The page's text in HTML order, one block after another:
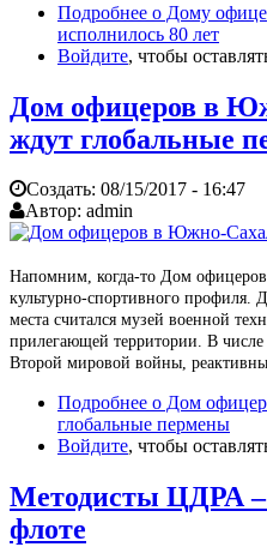
Подробнее о Дому
исполнилось 80 лет
Войдите, чтобы
Дом офицеров в
ждут глобальные
Создать: 08/15/2017 - 16:47
Автор: admin
Напомним, когда-то Дом
культурно-спортивного профиля.
места считался музей военной
прилегающей территории. В числе
Второй мировой войны,
Подробнее о Дом
глобальные пермены
Войдите, чтобы
Методисты ЦДРА
флоте